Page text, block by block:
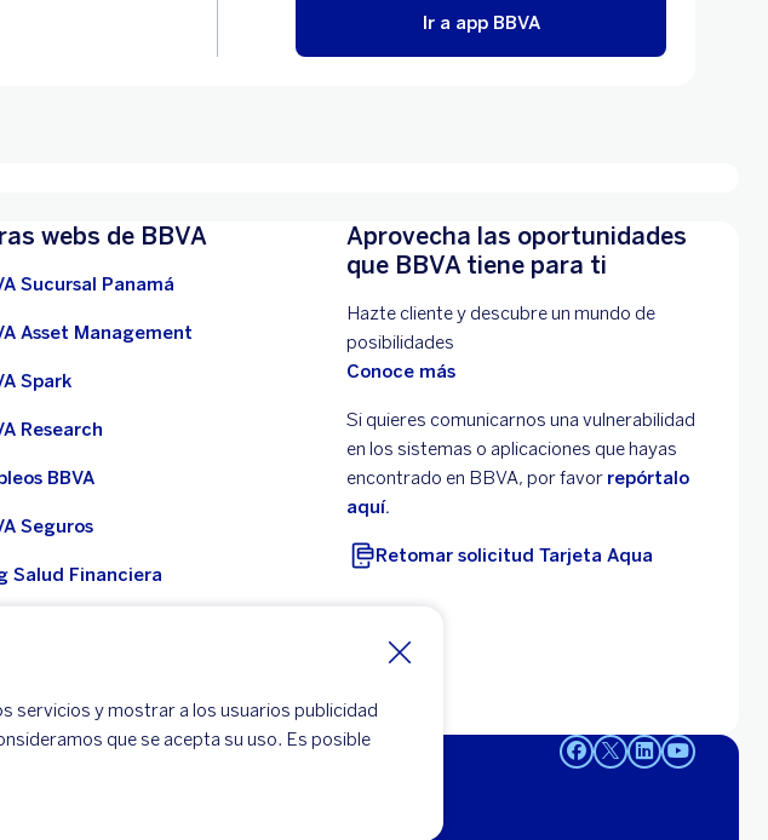
servicios y mostrar a los usuarios publicidad
que se acepta su uso. Es posible
Ir a app BBVA
webs de BBVA
Sucursal Panamá
Asset Management
Spark
Research
BBVA
Seguros
Salud Financiera
Aprovecha las oportunidades
que BBVA tiene para ti
Hazte cliente y descubre un mundo de
posibilidades
Conoce más
Si quieres comunicarnos una vulnerabilidad
en los sistemas o aplicaciones que hayas
encontrado en BBVA, por favor repórtalo
aquí.
Retomar solicitud Tarjeta Aqua